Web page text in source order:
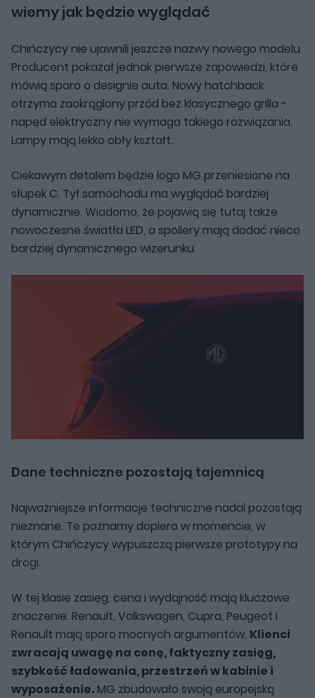
wiemy jak będzie wyglądać
Chińczycy nie ujawnili jeszcze nazwy nowego modelu.
Producent pokazał jednak pierwsze zapowiedzi, które
mówią sporo o designie auta. Nowy hatchback
otrzyma zaokrąglony przód bez klasycznego grilla -
napęd elektryczny nie wymaga takiego rozwiązania.
Lampy mają lekko obły kształt.
Ciekawym detalem będzie logo MG przeniesione na
słupek C. Tył samochodu ma wyglądać bardziej
dynamicznie. Wiadomo, że pojawią się tutaj także
nowoczesne światła LED, a spoilery mają dodać nieco
bardziej dynamicznego wizerunku.
Dane techniczne pozostają tajemnicą
Najważniejsze informacje techniczne nadal pozostają
nieznane. Te poznamy dopiero w momencie, w
którym Chińczycy wypuszczą pierwsze prototypy na
drogi.
W tej klasie zasięg, cena i wydajność mają kluczowe
znaczenie. Renault, Volkswagen, Cupra, Peugeot i
Renault mają sporo mocnych argumentów. Klienci
zwracają uwagę na cenę, faktyczny zasięg,
szybkość ładowania, przestrzeń w kabinie i
wyposażenie. MG zbudowało swoją europejską